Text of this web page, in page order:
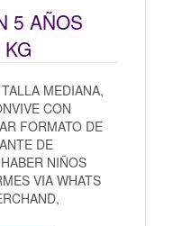
5 AÑOS
MEDIANA,
CON
FORMATO DE
DE
NIÑOS
VIA WHATS